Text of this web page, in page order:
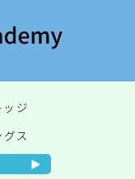
ジ
ス